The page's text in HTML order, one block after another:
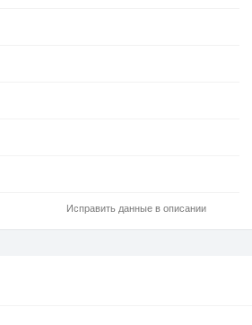
Исправить данные в описании